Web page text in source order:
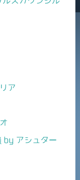
ア
by アシュター